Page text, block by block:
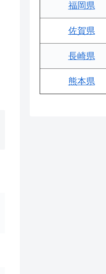
福岡県
佐賀県
長崎県
熊本県